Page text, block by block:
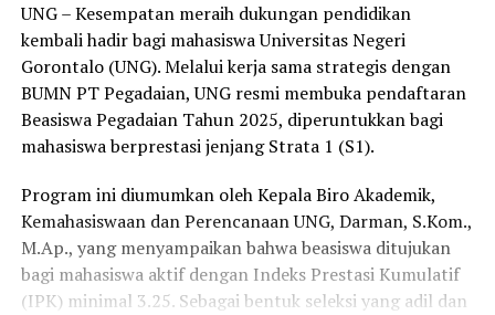
UNG – Kesempatan meraih dukungan pendidikan
kembali hadir bagi mahasiswa Universitas Negeri
Gorontalo (UNG). Melalui kerja sama strategis dengan
BUMN PT Pegadaian, UNG resmi membuka pendaftaran
Beasiswa Pegadaian Tahun 2025, diperuntukkan bagi
mahasiswa berprestasi jenjang Strata 1 (S1).
Program ini diumumkan oleh Kepala Biro Akademik,
Kemahasiswaan dan Perencanaan UNG, Darman, S.Kom.,
M.Ap., yang menyampaikan bahwa beasiswa ditujukan
bagi mahasiswa aktif dengan Indeks Prestasi Kumulatif
(IPK) minimal 3.25. Sebagai bentuk seleksi yang adil dan